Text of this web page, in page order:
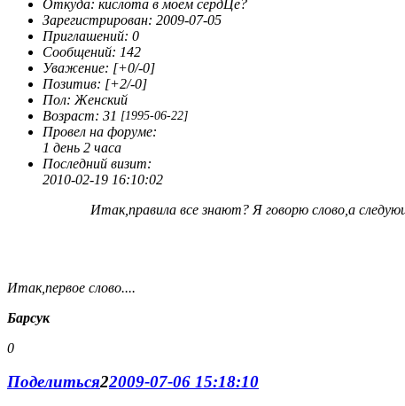
"Издеваештся?"-спрашивали меня, "ФотоШоп на русском?
Это же извращение!" А я только улыбалась. Я такая.
Странная. Хотя изо всех сил хотела быть обычной.
Обычной. Такой как вы. Сначала я гуляла по Нету под
разными никами,но потом жизнь столкнула меня с двумя
личностями,перевернувшими мои взгляды. Эрика и Кимми.
Они вряд ли даже подозревают о моём существовании.
Сначала они мне не нравились. Надменные. А потом
оказалось,что всё это глупости. Я взяла себе имя Лагги и
начала новую жизнь. Вот так. Я
увлекаюсь:литературой(совершенно
мимолётное увлечение. Поддерживаю в себе интерес к ним
Откуда: кислота в моём сердЦе?
Зарегистрирован: 2009-07-05
Приглашений: 0
Сообщений: 142
Уважение: [+0/-0]
Позитив: [+2/-0]
Пол: Женский
Возраст: 31 [1995-06-22]
Провел на форуме:
1 день 2 часа
Последний визит:
2010-02-19 16:10:02
Итак,правила все знают? Я говорю слово,а
Итак,первое слово....
Барсук
0
Поделиться22009-07-06 15:18:10